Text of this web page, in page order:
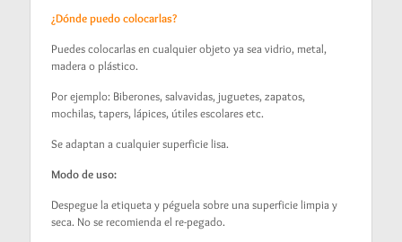
¿Dónde puedo colocarlas?
Puedes colocarlas en cualquier objeto ya sea vidrio, metal,
madera o plástico.
Por ejemplo: Biberones, salvavidas, juguetes, zapatos,
mochilas, tapers, lápices, útiles escolares etc.
Se adaptan a cualquier superficie lisa.
Modo de uso:
Despegue la etiqueta y péguela sobre una superficie limpia y
seca. No se recomienda el re-pegado.